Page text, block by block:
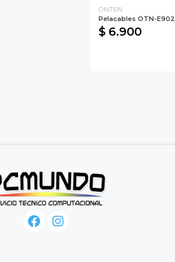
ONTEN
Pelacables OTN-E902
$ 6.900